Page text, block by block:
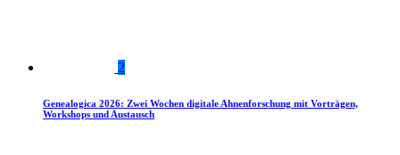
2
Genealogica 2026: Zwei Wochen digitale Ahnenforschung mit Vorträgen,
Workshops und Austausch